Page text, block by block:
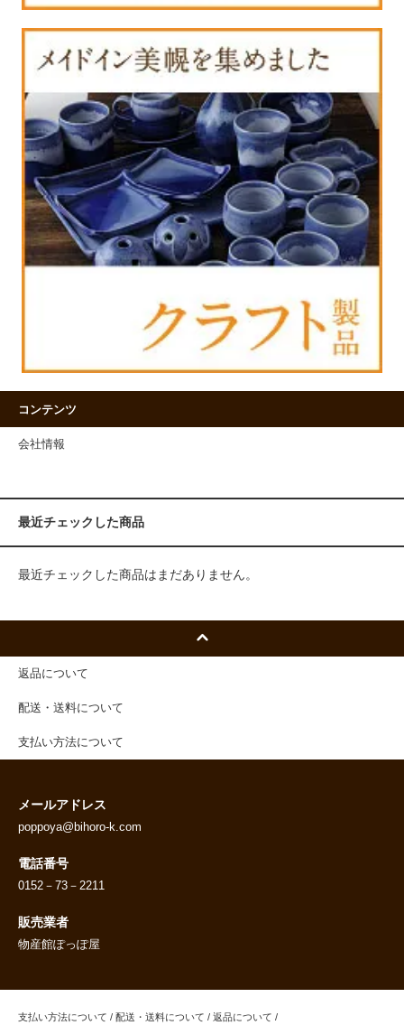
コンテンツ
会社情報
最近チェックした商品
最近チェックした商品はまだありません。
返品について
配送・送料について
支払い方法について
メールアドレス
poppoya@bihoro-k.com
電話番号
0152－73－2211
販売業者
物産館ぽっぽ屋
支払い方法について / 配送・送料について / 返品について /